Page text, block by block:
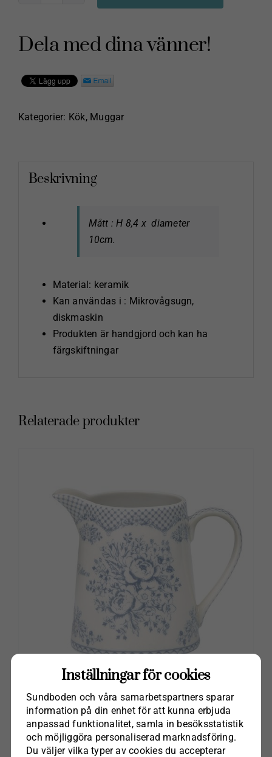
Grön
Design
Dela med dina vänner!
Kategorier: Kök, Muggar
Beskrivning
Mått : H 8,4 x diameter
10cm.
Material: keramik
Kan användas i : Mikrovågsugn,
diskmaskin
Produkten är handgjord och kan ha
färgskiftningar
Relaterade produkter
Kanna Stephanie dusty blue
kr225.00
Lägg till i varukorg
Inställningar för cookies
Sundboden och våra samarbets­partners sparar
information på din enhet för att kunna erbjuda
anpassad funktionalitet, samla in besöks­statistik
och möjliggöra personaliserad marknads­föring.
Du väljer vilka typer av cookies du accepterar